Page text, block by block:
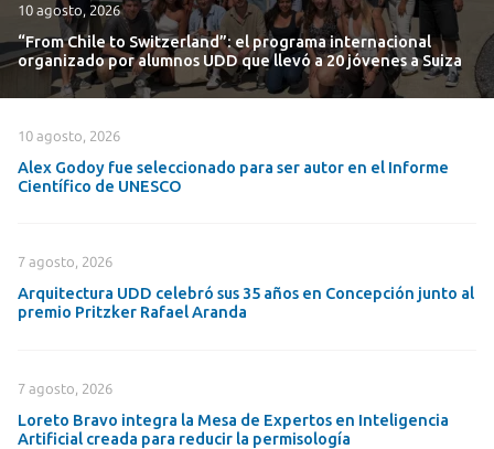
10 agosto, 2026
“From Chile to Switzerland”: el programa internacional
organizado por alumnos UDD que llevó a 20 jóvenes a Suiza
10 agosto, 2026
Alex Godoy fue seleccionado para ser autor en el Informe
Científico de UNESCO
7 agosto, 2026
Arquitectura UDD celebró sus 35 años en Concepción junto al
premio Pritzker Rafael Aranda
7 agosto, 2026
Loreto Bravo integra la Mesa de Expertos en Inteligencia
Artificial creada para reducir la permisología